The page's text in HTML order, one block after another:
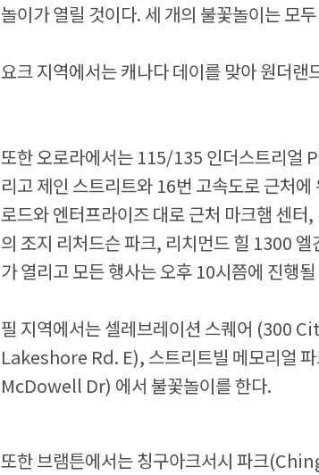
놀이가 열릴 것이다. 세 개의 불꽃놀이는 모
요크 지역에서는 캐나다 데이를 맞아 원더
또한 오로라에서는 115/135 인더스트리얼
리고 제인 스트리트와 16번 고속도로 근처
로드와 엔터프라이즈 대로 근처 마크햄 센
의 조지 리처드슨 파크, 리치먼드 힐 1300
가 열리고 모든 행사는 오후 10시쯤에 진행
필 지역에서는 셀레브레이션 스퀘어 (300
Lakeshore Rd. E), 스트리트빌 메모리얼
McDowell Dr) 에서 불꽃놀이를 한다.
또한 브램튼에서는 칭구아크서시 파크